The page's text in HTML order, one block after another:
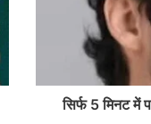
सिर्फ 5 मिनट में